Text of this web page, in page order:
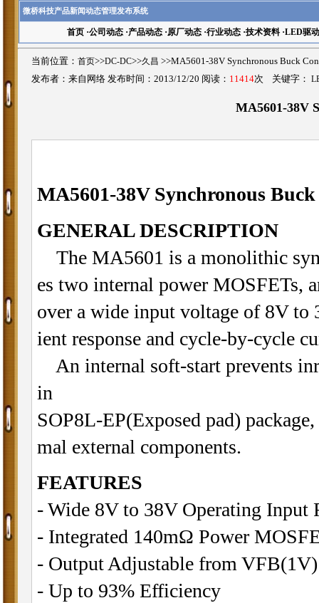
微桥科技产品新闻动态管理发布系统
首页·公司动态·产品动态·原厂动态·行业动态·技术资料·LED驱动
当前位置： 首页>>DC-DC>>久昌 >>MA5601-38V Synchronous Buck
发布者：来自网络 发布时间：2013/12/20 阅读： 11414次 关键字：
MA5601-38V
MA5601-38V Synchronous
GENERAL DESCRIPTION
The MA5601 is a monolithic
es two internal power MOSFETs,
over a wide input voltage of 8V to
ient response and cycle-by-cycle
An internal soft-start prevents
in
SOP8L-EP(Exposed pad)
mal external components.
FEATURES
- Wide 8V to 38V Operating Input
- Integrated 140mΩ Power
- Output Adjustable from
- Up to 93% Efficiency